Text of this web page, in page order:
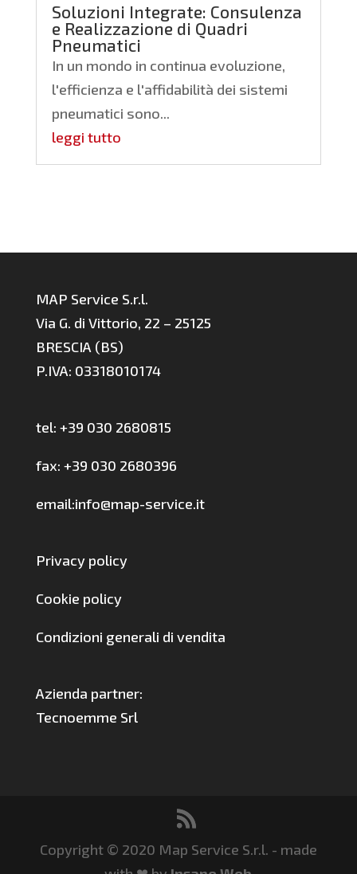
Soluzioni Integrate: Consulenza
e Realizzazione di Quadri
Pneumatici
In un mondo in continua evoluzione,
l'efficienza e l'affidabilità dei sistemi
pneumatici sono...
leggi tutto
MAP Service S.r.l.
Via G. di Vittorio, 22 – 25125
BRESCIA (BS)
P.IVA: 03318010174
tel: +39 030 2680815
fax: +39 030 2680396
email:info@map-service.it
Privacy policy
Cookie policy
Condizioni generali di vendita
Azienda partner:
Tecnoemme Srl
Copyright © 2020 Map Service S.r.l. - made